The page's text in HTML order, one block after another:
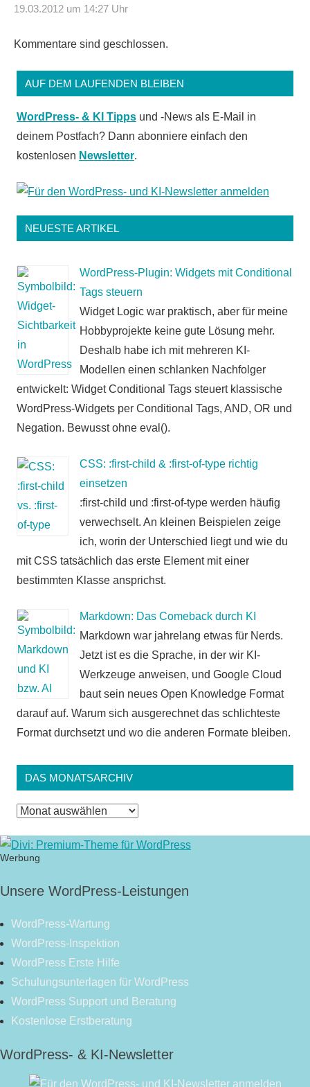
19.03.2012 um 14:27 Uhr
Kommentare sind geschlossen.
AUF DEM LAUFENDEN BLEIBEN
WordPress- & KI Tipps und -News als E-Mail in
deinem Postfach? Dann abonniere einfach den
kostenlosen Newsletter.
NEUESTE ARTIKEL
WordPress-Plugin: Widgets mit Conditional
Tags steuern
Widget Logic war praktisch, aber für meine
Hobbyprojekte keine gute Lösung mehr.
Deshalb habe ich mit mehreren KI-
Modellen einen schlanken Nachfolger
entwickelt: Widget Conditional Tags steuert klassische
WordPress-Widgets per Conditional Tags, AND, OR und
Negation. Bewusst ohne eval().
CSS: :first-child & :first-of-type richtig
einsetzen
:first-child und :first-of-type werden häufig
verwechselt. An kleinen Beispielen zeige
ich, worin der Unterschied liegt und wie du
mit CSS tatsächlich das erste Element mit einer
bestimmten Klasse ansprichst.
Markdown: Das Comeback durch KI
Markdown war jahrelang etwas für Nerds.
Jetzt ist es die Sprache, in der wir KI-
Werkzeuge anweisen, und Google Cloud
baut sein neues Open Knowledge Format
darauf auf. Warum sich ausgerechnet das schlichteste
Format durchsetzt und wo die anderen Formate bleiben.
DAS MONATSARCHIV
Das
Werbung
Unsere WordPress-Leistungen
WordPress-Wartung
WordPress-Inspektion
WordPress Erste Hilfe
Schulungsunterlagen für WordPress
WordPress Support und Beratung
Kostenlose Erstberatung
WordPress- & KI-Newsletter